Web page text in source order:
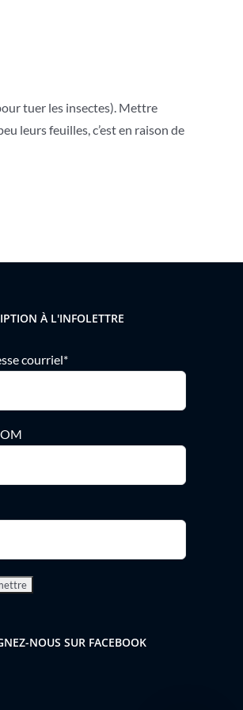
tuer les insectes). Mettre
leurs feuilles, c’est en raison de
À L'INFOLETTRE
courriel*
NOUS SUR FACEBOOK